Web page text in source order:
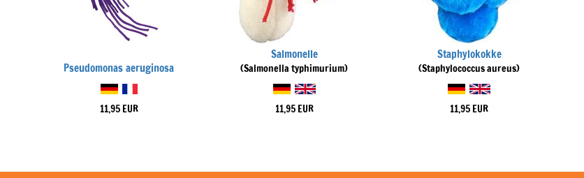
Pseudomonas aeruginosa
11,95 EUR
Salmonelle
(Salmonella typhimurium)
11,95 EUR
Staphylokokke
(Staphylococcus aureus)
11,95 EUR